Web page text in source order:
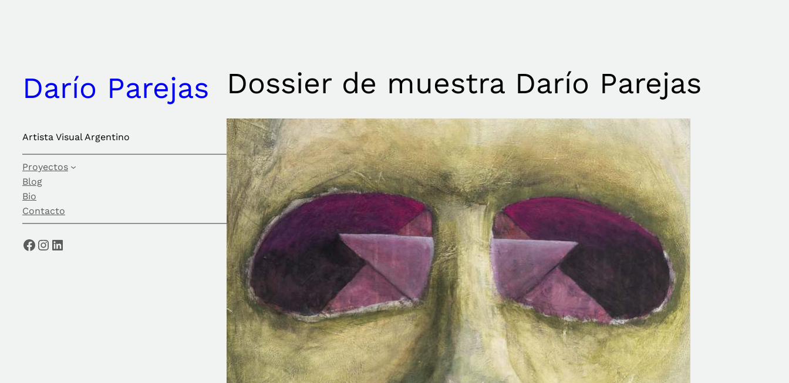
Darío Parejas
Artista Visual Argentino
Proyectos
Blog
Bio
Contacto
Facebook Instagram LinkedIn
Dossier de muestra Darío Parejas